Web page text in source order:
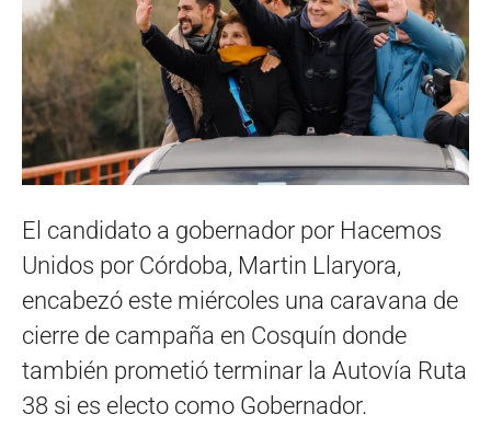
El candidato a gobernador por Hacemos
Unidos por Córdoba, Martin Llaryora,
encabezó este miércoles una caravana de
cierre de campaña en Cosquín donde
también prometió terminar la Autovía Ruta
38 si es electo como Gobernador.